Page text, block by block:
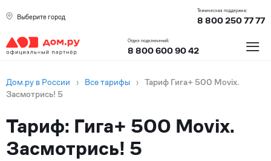
Выберите город
Техническая поддержка:
8 800 250 77 77
Отдел подключений:
8 800 600 90 42 ≡
Дом.ру в России › Все тарифы › Тариф Гига+ 500 Movix.
Засмотрись! 5
Тариф: Гига+ 500 Movix.
Засмотрись! 5